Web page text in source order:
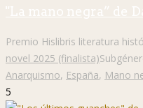
"La mano negra” de
Premio Hislibris literatura
novel 2025 (finalista)
Anarquismo, España, Mano
5